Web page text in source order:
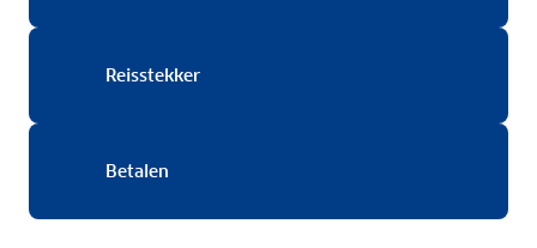
ReisstekkerReisstekker
Betalen